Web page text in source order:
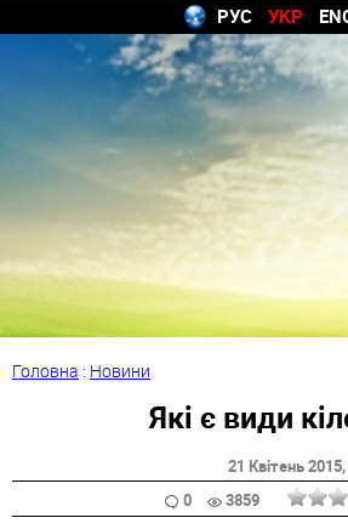
РУС
УКР
Головна : Новини
Які є види
21 Квітень 2015
0
3859